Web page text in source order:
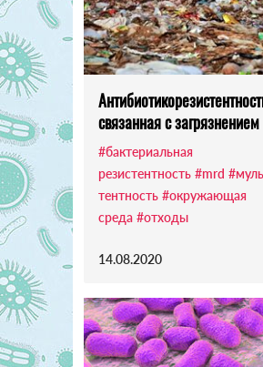
связанная с загрязнением
#бактериальная
резистентность #mrd
тентность #окружающая
среда #отходы
14.08.2020